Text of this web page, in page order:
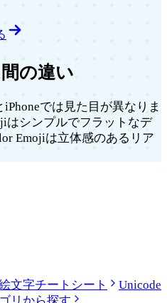
の違い
では見た目が異なりま
はシンプルでフラットなデ
Emojiは立体感のあるリア
文字チートシート
Unicode